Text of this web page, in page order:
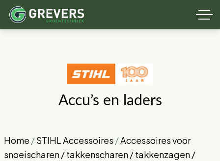
Accu’s en laders
Home /STIHL Accessoires /Accessoires voor
snoeischaren / takkenscharen / takkenzagen /